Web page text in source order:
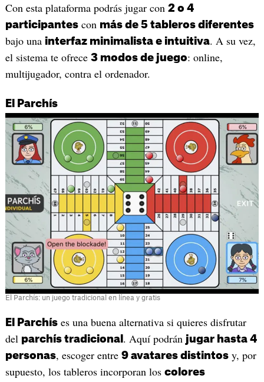
Con esta plataforma podrás jugar con 2 o 4
participantescon más de 5 tableros diferentes
bajo una interfaz minimalista e intuitiva. A su vez,
el sistema te ofrece 3 modos de juego: online,
multijugador, contra el ordenador.
El Parchís
El Parchís: un juego tradicional en línea y gratis
El Parchíses una buena alternativa si quieres disfrutar
del parchís tradicional . Aquí podrán jugar hasta 4
personas, escoger entre 9 avatares distintosy, por
supuesto, los tableros incorporan los colores